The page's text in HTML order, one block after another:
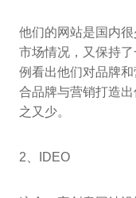
他们的网站是国内
市场情况，又保持
例看出他们对品牌
合品牌与营销打造
之又少。
2、IDEO